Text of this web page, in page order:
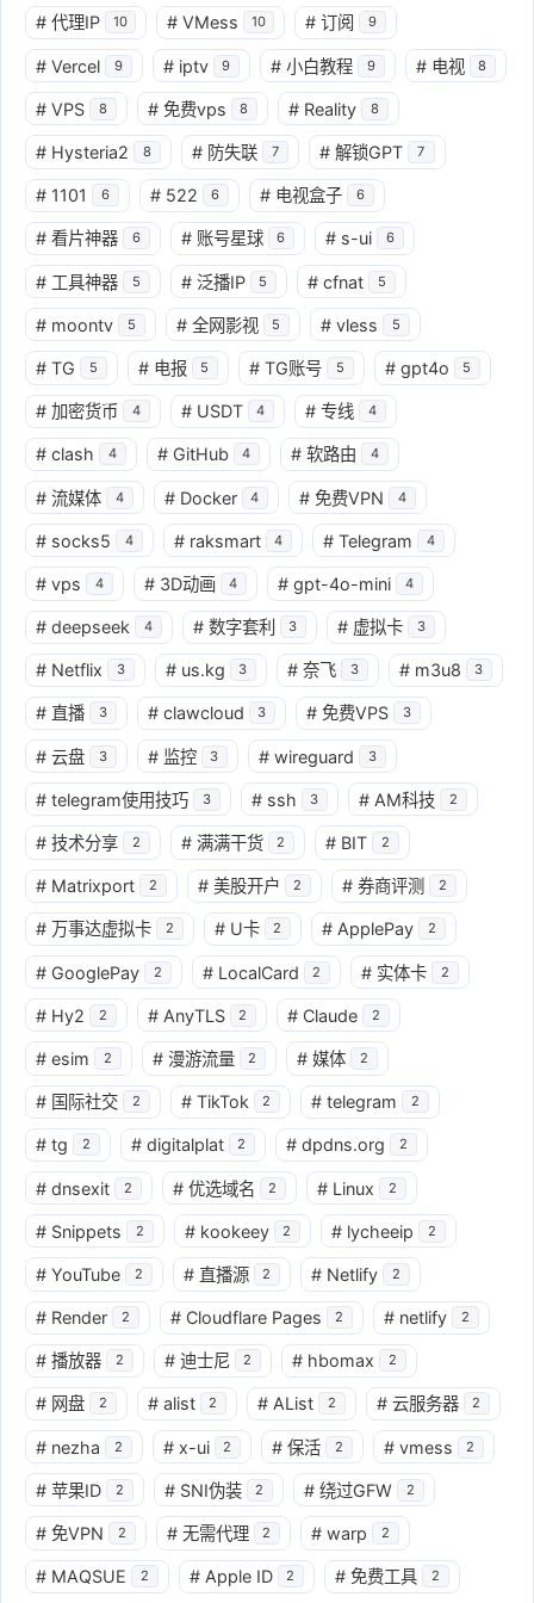
# 代理IP 10 # VMess 10 # 订阅 9
# Vercel 9 # iptv 9 # 小白教程 9 # 电视 8
# VPS 8 # 免费vps 8 # Reality 8
# Hysteria2 8 # 防失联 7 # 解锁GPT 7
# 1101 6 # 522 6 # 电视盒子 6
# 看片神器 6 # 账号星球 6 # s-ui 6
# 工具神器 5 # 泛播IP 5 # cfnat 5
# moontv 5 # 全网影视 5 # vless 5
# TG 5 # 电报 5 # TG账号 5 # gpt4o 5
# 加密货币 4 # USDT 4 # 专线 4
# clash 4 # GitHub 4 # 软路由 4
# 流媒体 4 # Docker 4 # 免费VPN 4
# socks5 4 # raksmart 4 # Telegram 4
# vps 4 # 3D动画 4 # gpt-4o-mini 4
# deepseek 4 # 数字套利 3 # 虚拟卡 3
# Netflix 3 # us.kg 3 # 奈飞 3 # m3u8 3
# 直播 3 # clawcloud 3 # 免费VPS 3
# 云盘 3 # 监控 3 # wireguard 3
# telegram使用技巧 3 # ssh 3 # AM科技 2
# 技术分享 2 # 满满干货 2 # BIT 2
# Matrixport 2 # 美股开户 2 # 券商评测 2
# 万事达虚拟卡 2 # U卡 2 # ApplePay 2
# GooglePay 2 # LocalCard 2 # 实体卡 2
# Hy2 2 # AnyTLS 2 # Claude 2
# esim 2 # 漫游流量 2 # 媒体 2
# 国际社交 2 # TikTok 2 # telegram 2
# tg 2 # digitalplat 2 # dpdns.org 2
# dnsexit 2 # 优选域名 2 # Linux 2
# Snippets 2 # kookeey 2 # lycheeip 2
# YouTube 2 # 直播源 2 # Netlify 2
# Render 2 # Cloudflare Pages 2 # netlify 2
# 播放器 2 # 迪士尼 2 # hbomax 2
# 网盘 2 # alist 2 # AList 2 # 云服务器 2
# nezha 2 # x-ui 2 # 保活 2 # vmess 2
# 苹果ID 2 # SNI伪装 2 # 绕过GFW 2
# 免VPN 2 # 无需代理 2 # warp 2
# MAQSUE 2 # Apple ID 2 # 免费工具 2